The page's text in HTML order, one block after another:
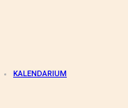
KALENDARIUM